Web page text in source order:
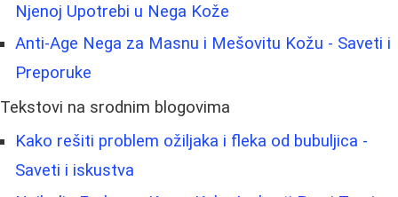
Njenoj Upotrebi u Nega Kože
Anti-Age Nega za Masnu i Mešovitu Kožu - Saveti i
Preporuke
Tekstovi na srodnim blogovima
Kako rešiti problem ožiljaka i fleka od bubuljica -
Saveti i iskustva